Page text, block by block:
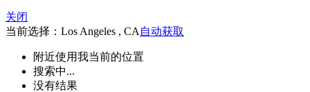
关闭
当前选择：Los Angeles , CA 自动获取
附近使用我当前的位置
搜索中...
没有结果